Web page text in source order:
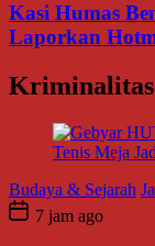
Kasi Humas
Laporkan
Kriminalitas
Budaya & Sejarah
7 jam ago